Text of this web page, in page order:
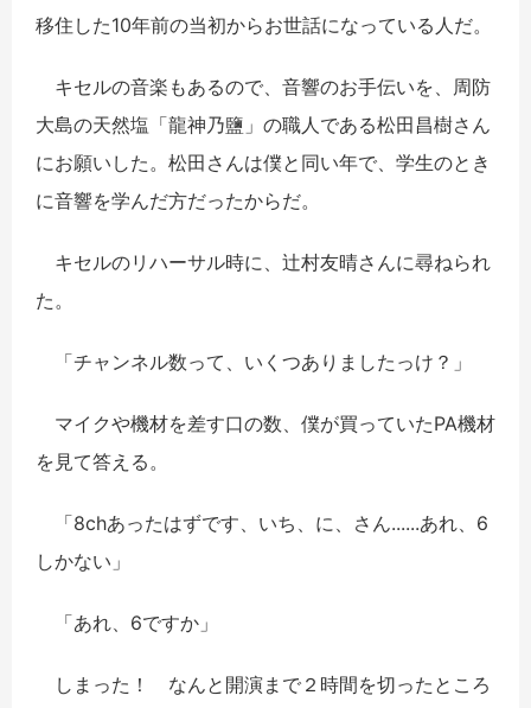
移住した10年前の当初からお世話になっている人だ。
キセルの音楽もあるので、音響のお手伝いを、周防
大島の天然塩「龍神乃鹽」の職人である松田昌樹さん
にお願いした。松田さんは僕と同い年で、学生のとき
に音響を学んだ方だったからだ。
キセルのリハーサル時に、辻村友晴さんに尋ねられ
た。
「チャンネル数って、いくつありましたっけ？」
マイクや機材を差す口の数、僕が買っていたPA機材
を見て答える。
「8chあったはずです、いち、に、さん......あれ、6
しかない」
「あれ、6ですか」
しまった！ なんと開演まで２時間を切ったところ